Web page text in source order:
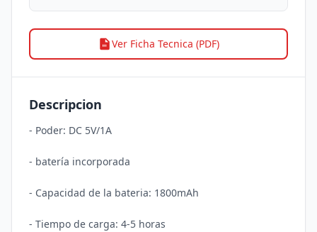
Ver Ficha Tecnica (PDF)
Descripcion
- Poder: DC 5V/1A
- batería incorporada
- Capacidad de la bateria: 1800mAh
- Tiempo de carga: 4-5 horas